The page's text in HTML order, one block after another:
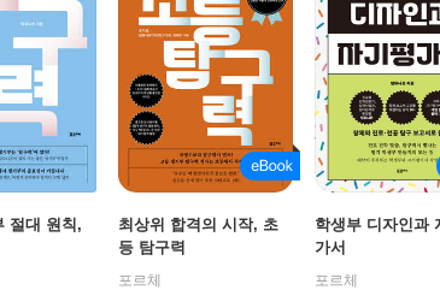
절대 원칙,
최상위 합격의 시작, 초
등 탐구력
포르체
학생부 디자인과
가서
포르체